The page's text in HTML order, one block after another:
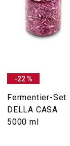
-22 %
Fermentier-Set
DELLA CASA
5000 ml